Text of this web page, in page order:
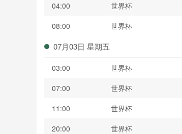
04:00
世界杯
08:00
世界杯
07月03日 星期五
03:00 世界杯
07:00
世界杯
11:00
世界杯
20:00
世界杯